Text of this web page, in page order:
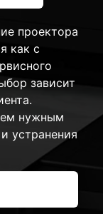
проектора
как с
зависит
нужным
устранения